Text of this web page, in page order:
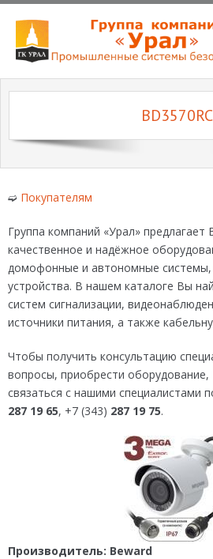
О компании
📞📧
BD3570RC
➫ Покупателям
Группа компаний «Урал»
качественное и надёжное
домофонные и автономные системы,
устройства. В нашем каталоге Вы
систем сигнализации,
источники питания, а также
Чтобы получить консультацию
вопросы, приобрести
связаться с нашими специалистами
287 19 65, +7 (343) 287 19 75.
Производитель: Beward